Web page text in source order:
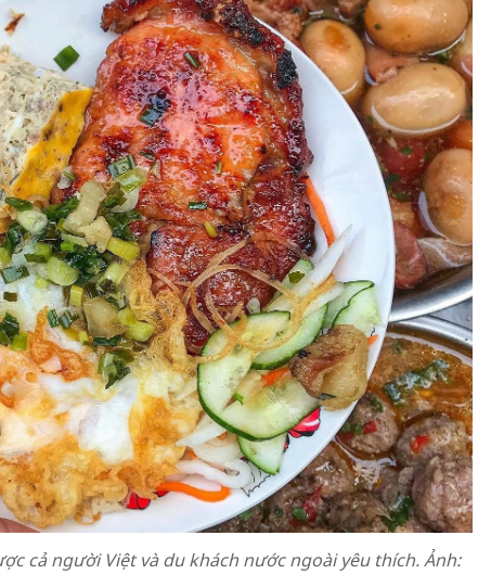
cả người Việt và du khách nước ngoài yêu thích. Ảnh: